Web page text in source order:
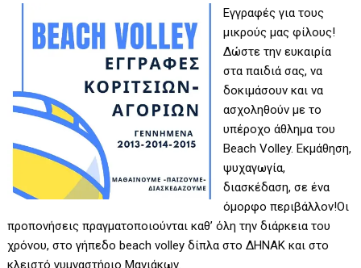
Εγγραφές για τους
μικρούς μας φίλους!
Δώστε την ευκαιρία
στα παιδιά σας, να
δοκιμάσουν και να
ασχοληθούν με το
υπέροχο άθλημα του
Beach Volley. Εκμάθηση,
ψυχαγωγία,
διασκέδαση, σε ένα
όμορφο περιβάλλον!Οι
προπονήσεις πραγματοποιούνται καθ’ όλη την διάρκεια του
χρόνου, στο γήπεδο beach volley δίπλα στο ΔΗΝΑΚ και στο
κλειστό γυμναστήριο Μανιάκων.